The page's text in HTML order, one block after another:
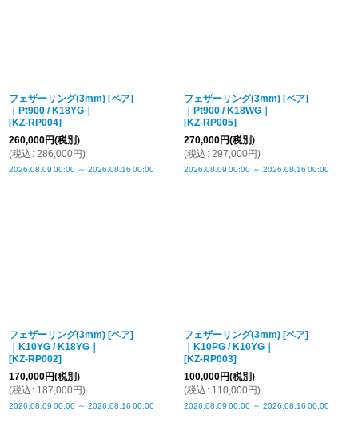
フェザーリング(3mm) [ペア]
｜Pt900 / K18YG｜
[KZ-RP004]
260,000円(税別)
(税込 : 286,000円)
2026.08.09 00:00 ～ 2026.08.16 00:00
フェザーリング(3mm) [ペア]
｜Pt900 / K18WG｜
[KZ-RP005]
270,000円(税別)
(税込 : 297,000円)
2026.08.09 00:00 ～ 2026.08.16 00:00
フェザーリング(3mm) [ペア]
｜K10YG / K18YG｜
[KZ-RP002]
170,000円(税別)
(税込 : 187,000円)
2026.08.09 00:00 ～ 2026.08.16 00:00
フェザーリング(3mm) [ペア]
｜K10PG / K10YG｜
[KZ-RP003]
100,000円(税別)
(税込 : 110,000円)
2026.08.09 00:00 ～ 2026.08.16 00:00